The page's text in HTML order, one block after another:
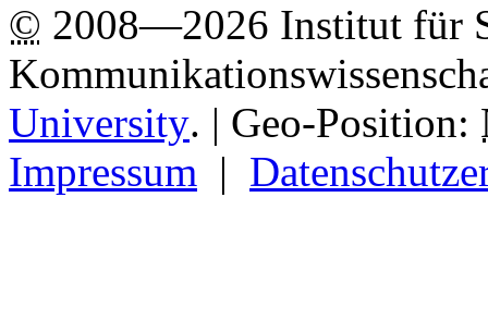
© 2008—2026 Institut für
University. | Geo-Position:
Impressum |